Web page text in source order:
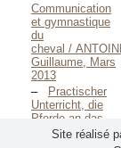
Communication
et gymnastique
du
cheval /
Guillaume, Mars
2013
Practischer
Unterricht, die
Pferde an das
Gewehr / BACH
Site réalisé